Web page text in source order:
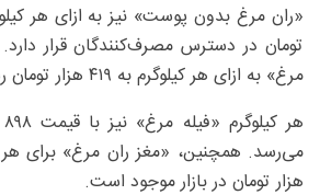
تومان در دسترس مصرف‌کنندگان قرار
مرغ» به ازای هر کیلوگرم به ۴۱۹ هزار تومان رسیده است.
هزار تومان در بازار موجود است.